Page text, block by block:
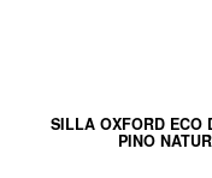
SILLA OXFORD ECO
PINO